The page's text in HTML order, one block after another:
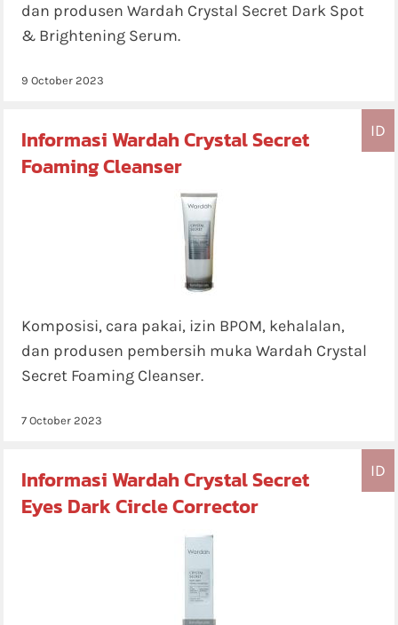
dan produsen Wardah Crystal Secret Dark Spot
& Brightening Serum.
9 October 2023
ID
Informasi Wardah Crystal Secret
Foaming Cleanser
Komposisi, cara pakai, izin BPOM, kehalalan,
dan produsen pembersih muka Wardah Crystal
Secret Foaming Cleanser.
7 October 2023
ID
Informasi Wardah Crystal Secret
Eyes Dark Circle Corrector